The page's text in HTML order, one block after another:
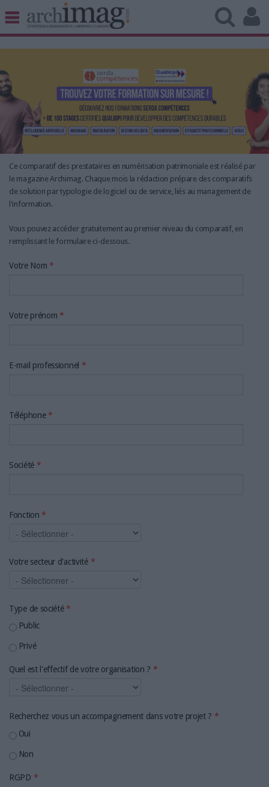
BIBLIOTHÈQUE ÉDITION
UNIVERS DATA
TRAVAIL COLLABORATIF
VIE NUMÉRIQUE
NUMÉRIQUE RESPONSABLE
LES NEWSLETTERS
L'AGENDA
Ce comparatif des prestataires en numérisation patrimoniale est réalisé par
le magazine Archimag. Chaque mois la rédaction prépare des comparatifs
de solution par typologie de logiciel ou de service, liés au management de
l'information.
Vous pouvez accéder gratuitement au premier niveau du comparatif, en
remplissant le formulaire ci-dessous.
Votre Nom *
Votre prénom *
E-mail professionnel *
Téléphone *
Société *
Fonction *
Votre secteur d'activité *
Type de société *
Public
Privé
Quel est l'effectif de votre organisation ? *
Recherchez vous un accompagnement dans votre projet ? *
Oui
Non
RGPD *